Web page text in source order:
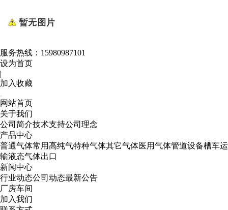
服务热线： 15980987101
设为首页
|
加入收藏
网站首页
关于我们
公司简介技术支持公司理念
产品中心
普通气体常用高纯气特种气体其它气体医用气体管道设备槽车运
输液态气体出口
新闻中心
行业动态公司动态最新公告
厂房车间
加入我们